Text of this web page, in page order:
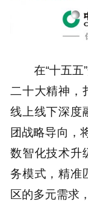
在“十五
二十大精神，
线上线下深度
团战略导向，
数智化技术升
务模式，精准
区的多元需求